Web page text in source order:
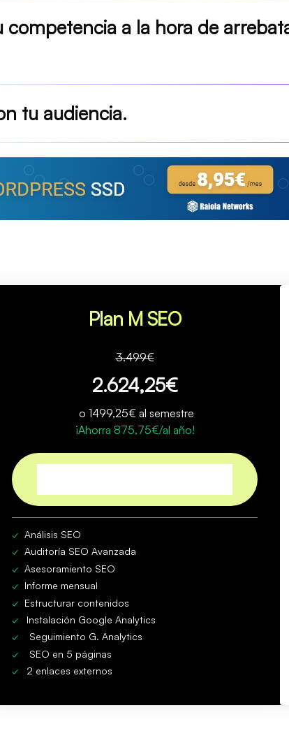
competencia a la hora de
tu audiencia.
Plan M SEO
3.499€
2.624,25€
o 1499,25€ al semestre
¡Ahorra 875,75€/al año!
✓ Análisis SEO
✓ Auditoría SEO Avanzada
✓ Asesoramiento SEO
✓ Informe mensual
✓ Estructurar contenidos
✓
Instalación Google Analytics
✓
Seguimiento G. Analytics
✓
SEO en 5 páginas
✓
2 enlaces externos